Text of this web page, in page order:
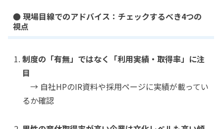
● 現場目線でのアドバイス：チェックするべき4つの
視点
制度の「有無」ではなく「利用実績・取得率」に注
目
→ 自社HPのIR資料や採用ページに実績が載ってい
るか確認